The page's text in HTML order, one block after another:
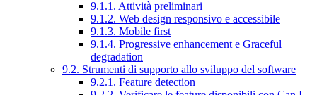
9.1.1. Attività preliminari
9.1.2. Web design responsivo e accessibile
9.1.3. Mobile first
9.1.4. Progressive enhancement e Graceful
degradation
9.2. Strumenti di supporto allo sviluppo del software
9.2.1. Feature detection